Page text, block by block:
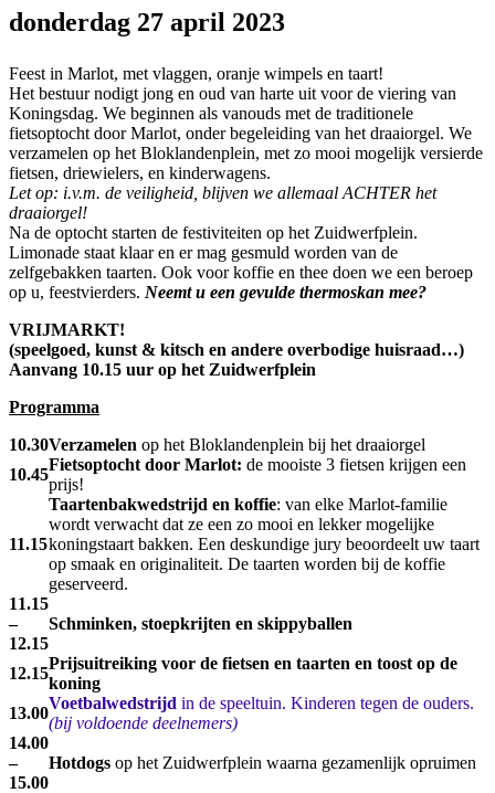
donderdag 27 april 2023
Feest in Marlot, met vlaggen, oranje wimpels en taart!
Het bestuur nodigt jong en oud van harte uit voor de viering van
Koningsdag. We beginnen als vanouds met de traditionele
fietsoptocht door Marlot, onder begeleiding van het draaiorgel. We
verzamelen op het Bloklandenplein, met zo mooi mogelijk versierde
fietsen, driewielers, en kinderwagens.
Let op: i.v.m. de veiligheid, blijven we allemaal ACHTER het
draaiorgel!
Na de optocht starten de festiviteiten op het Zuidwerfplein.
Limonade staat klaar en er mag gesmuld worden van de
zelfgebakken taarten. Ook voor koffie en thee doen we een beroep
op u, feestvierders. Neemt u een gevulde thermoskan mee?
VRIJMARKT!
(speelgoed, kunst & kitsch en andere overbodige huisraad…)
Aanvang 10.15 uur op het Zuidwerfplein
Programma
10.30Verzamelen op het Bloklandenplein bij het draaiorgel
10.45
Fietsoptocht door Marlot: de mooiste 3 fietsen krijgen een
prijs!
11.15
Taartenbakwedstrijd en koffie: van elke Marlot-familie
wordt verwacht dat ze een zo mooi en lekker mogelijke
koningstaart bakken. Een deskundige jury beoordeelt uw taart
op smaak en originaliteit. De taarten worden bij de koffie
geserveerd.
11.15
–
12.15
Schminken, stoepkrijten en skippyballen
12.15
Prijsuitreiking voor de fietsen en taarten en toost op de
koning
13.00
Voetbalwedstrijd in de speeltuin. Kinderen tegen de ouders.
(bij voldoende deelnemers)
14.00
–
15.00
Hotdogs op het Zuidwerfplein waarna gezamenlijk opruimen